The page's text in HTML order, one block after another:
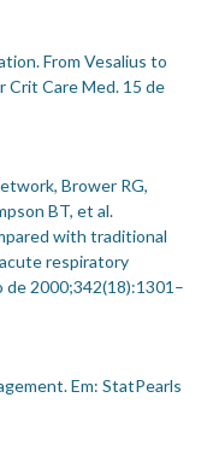
From Vesalius to
Crit Care Med. 15 de
Brower RG,
BT, et al.
with traditional
respiratory
de 2000;342(18):1301–
Em: StatPearls